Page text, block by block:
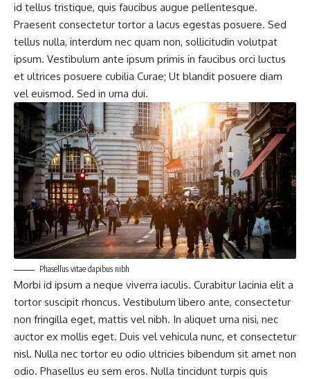
id tellus tristique, quis faucibus augue pellentesque.
Praesent consectetur tortor a lacus egestas posuere. Sed
tellus nulla, interdum nec quam non, sollicitudin volutpat
ipsum. Vestibulum ante ipsum primis in faucibus orci luctus
et ultrices posuere cubilia Curae; Ut blandit posuere diam
vel euismod. Sed in urna dui.
Phasellus vitae dapibus nibh
Morbi id ipsum a neque viverra iaculis. Curabitur lacinia elit a
tortor suscipit rhoncus. Vestibulum libero ante, consectetur
non fringilla eget, mattis vel nibh. In aliquet urna nisi, nec
auctor ex mollis eget. Duis vel vehicula nunc, et consectetur
nisl. Nulla nec tortor eu odio ultricies bibendum sit amet non
odio. Phasellus eu sem eros. Nulla tincidunt turpis quis